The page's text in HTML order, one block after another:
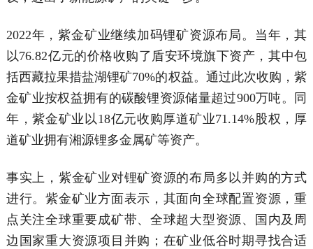
2022年，紫金矿业继续加码锂矿资源布局。当年，其
以76.82亿元的价格收购了盾安环境旗下资产，其中包
括西藏拉果措盐湖锂矿70%的权益。通过此次收购，紫
金矿业按权益拥有的碳酸锂资源储量超过900万吨。同
年，紫金矿业以18亿元收购厚道矿业71.14%股权，厚
道矿业拥有湘源锂多金属矿等资产。
事实上，紫金矿业对锂矿资源的布局多以并购的方式
进行。紫金矿业方面表示，其面向全球配置资源，重
点关注全球重要成矿带、全球超大型资源、国内及周
边国家重大资源项目并购；在矿业低谷时期寻找合适